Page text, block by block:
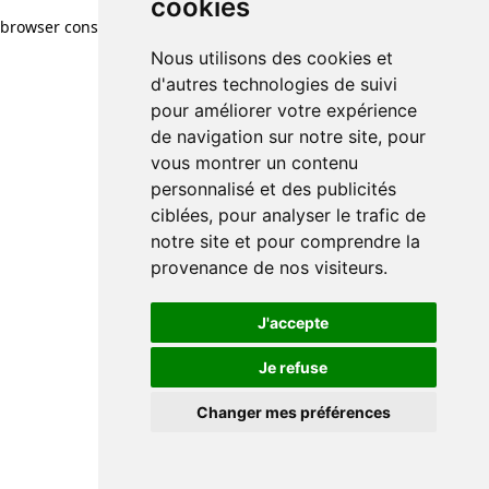
cookies
Nous utilisons des cookies et
d'autres technologies de suivi
pour améliorer votre expérience
de navigation sur notre site, pour
vous montrer un contenu
personnalisé et des publicités
ciblées, pour analyser le trafic de
notre site et pour comprendre la
provenance de nos visiteurs.
J'accepte
Je refuse
Changer mes préférences
browser console for more information)